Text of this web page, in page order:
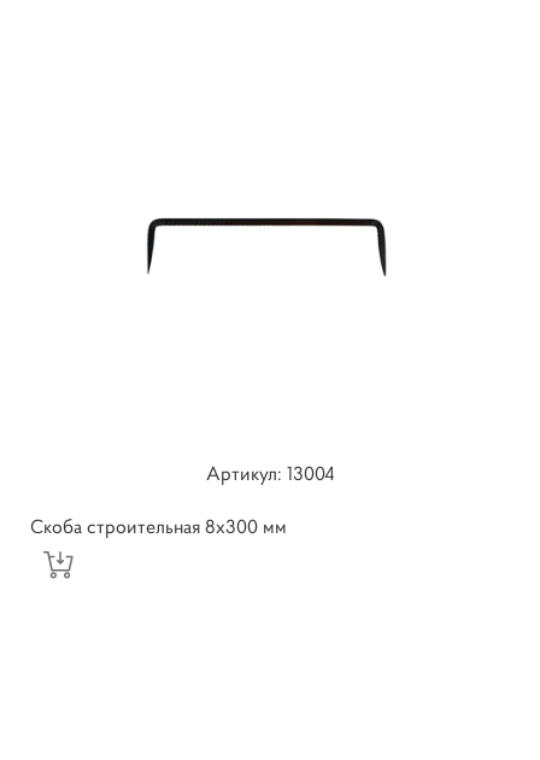
Артикул: 13004
Скоба строительная 8х300 мм